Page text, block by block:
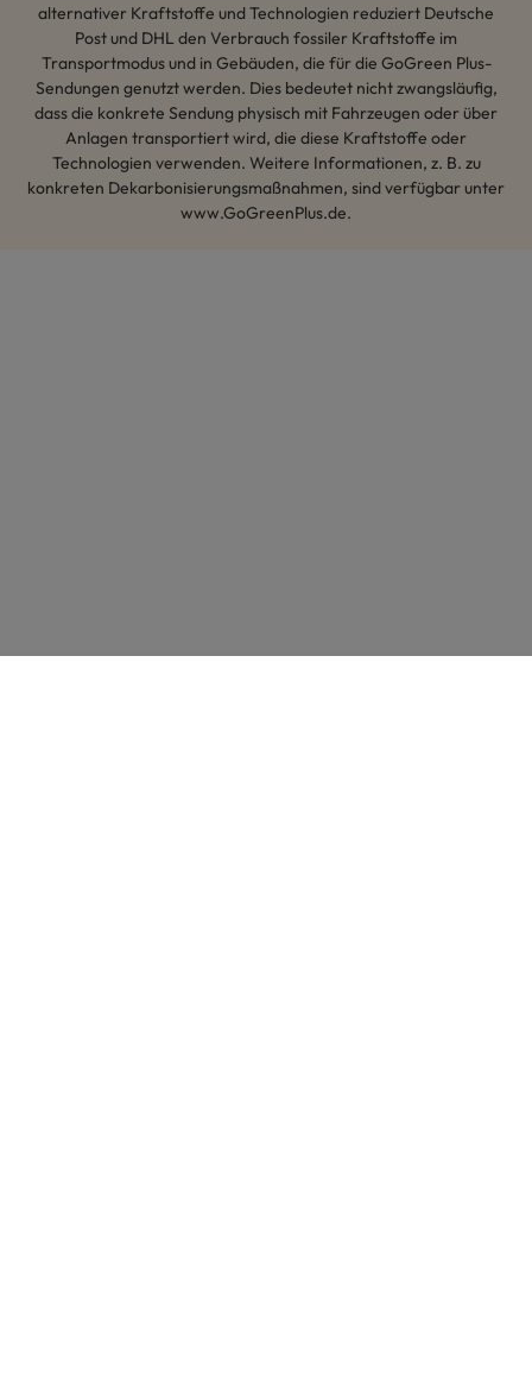
alternativer Kraftstoffe und Technologien reduziert Deutsche
Post und DHL den Verbrauch fossiler Kraftstoffe im
Transportmodus und in Gebäuden, die für die GoGreen Plus-
Sendungen genutzt werden. Dies bedeutet nicht zwangsläufig,
dass die konkrete Sendung physisch mit Fahrzeugen oder über
Anlagen transportiert wird, die diese Kraftstoffe oder
Technologien verwenden. Weitere Informationen, z. B. zu
konkreten Dekarbonisierungsmaßnahmen, sind verfügbar unter
www.GoGreenPlus.de.